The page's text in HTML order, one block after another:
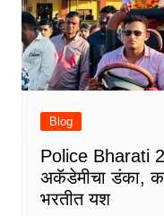
Blog
Police Bharati
अकॅडेमीचा डंका,
भरतीत यश